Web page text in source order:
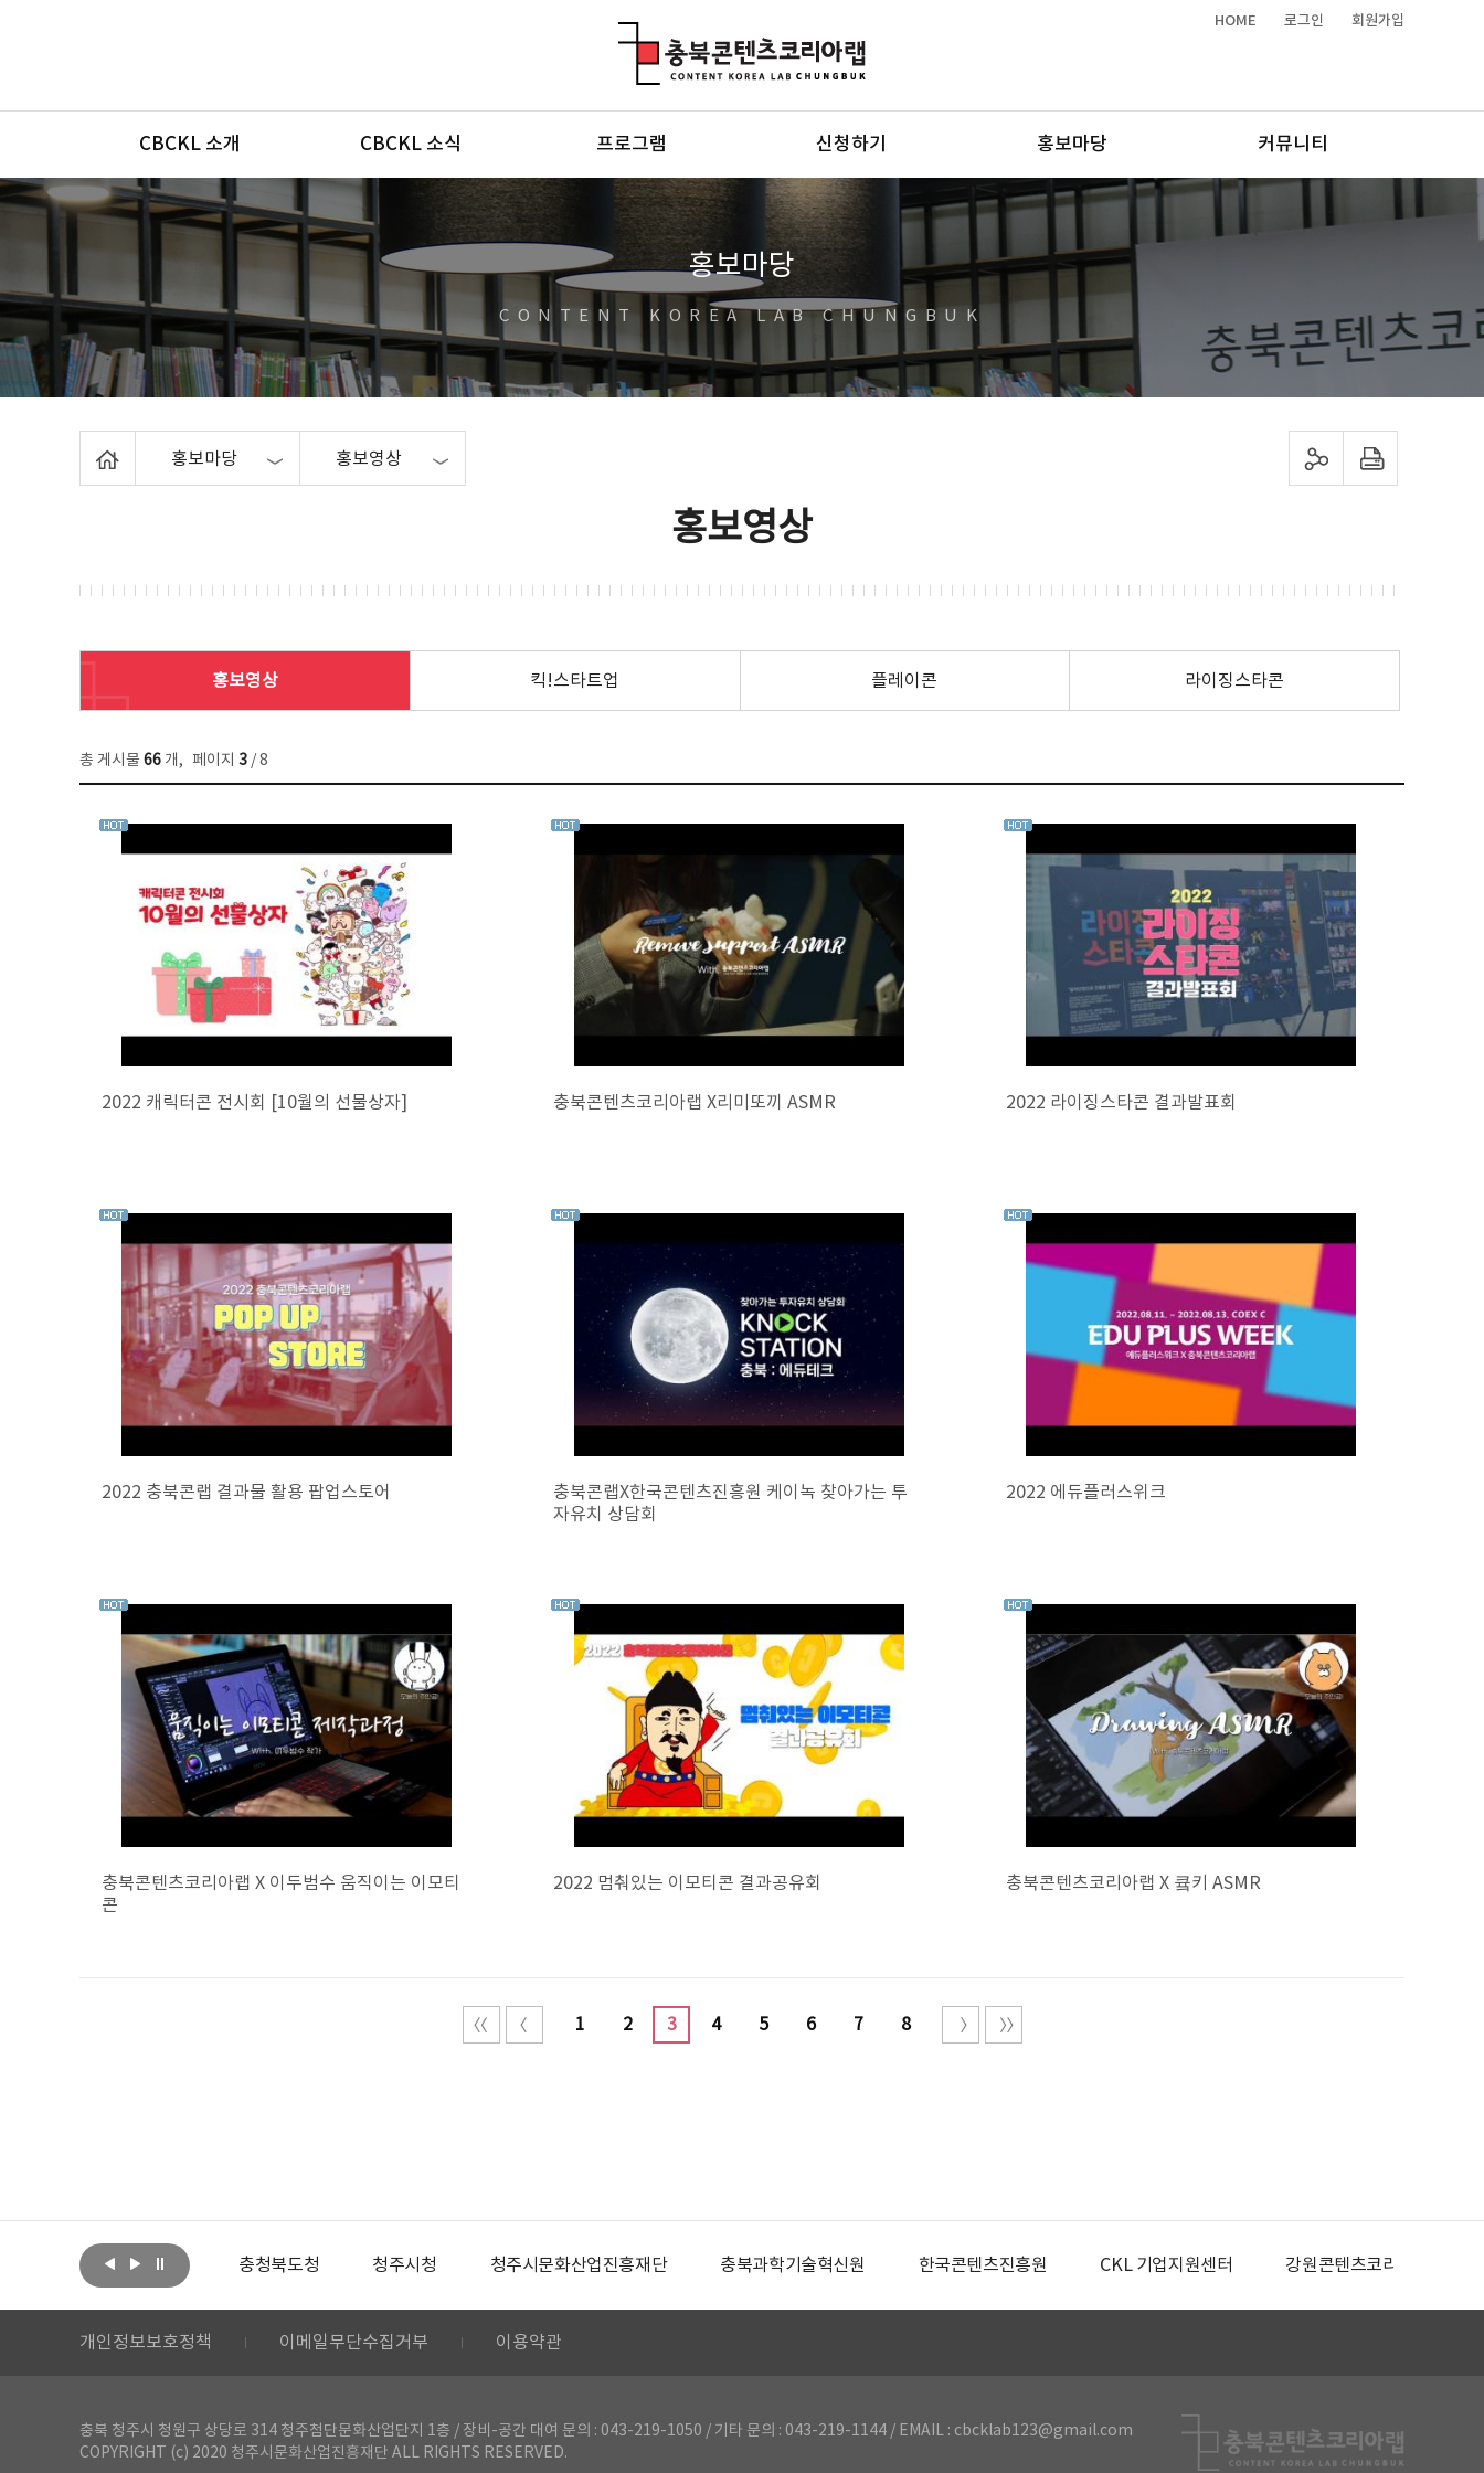
HOME 로그인 회원가입
메뉴
CBCKL 소개 CBCKL 소식 프로그램 신청하기 홍보마당 커뮤니티
홍보마당
CONTENT KOREA LAB CHUNGBUK
홍보마당 홍보영상 sns 공유하기 프린트하기
홍보영상
홍보영상 킥!스타트업 플레이콘 라이징스타콘
총 게시물 66 개, 페이지 3 / 8
2022 캐릭터콘 전시회 [10월의 선물상자] 충북콘텐츠코리아랩 X리미또끼 ASMR 2022 라이징스타콘 결과발표회
2022 충북콘랩 결과물 활용 팝업스토어
충북콘랩X한국콘텐츠진흥원 케이녹 찾아가는 투
자유치 상담회
2022 에듀플러스위크
충북콘텐츠코리아랩 X 이두범수 움직이는 이모티
콘
2022 멈춰있는 이모티콘 결과공유회 충북콘텐츠코리아랩 X 큨키 ASMR
1 2 3 4 5 6 7 8
문화체육관광부 충청북도청 청주시청 청주시문화산업진흥재단 충북과학기술혁신원 한국콘텐츠진흥원 CKL 기업지원센터 강원콘텐츠코리아랩
개인정보보호정책 이메일무단수집거부 이용약관
충북 청주시 청원구 상당로 314 청주첨단문화산업단지 1층 / 장비-공간 대여 문의 : 043-219-1050 / 기타 문의 : 043-219-1144 / EMAIL : cbcklab123@gmail.com
COPYRIGHT (c) 2020 청주시문화산업진흥재단 ALL RIGHTS RESERVED.